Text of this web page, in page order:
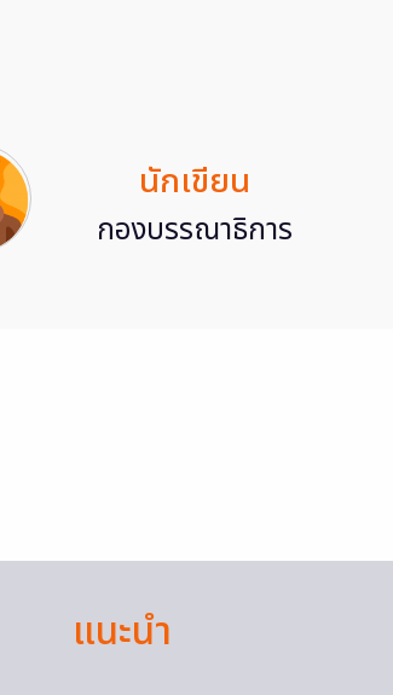
นักเขียน
กองบรรณาธิการ
แนะนำ